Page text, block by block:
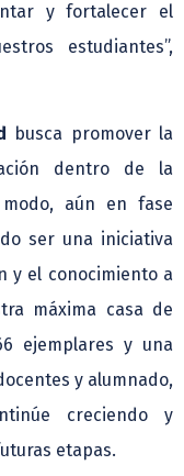
y fortalecer el
estudiantes”,
busca promover la
dentro de la
aún en fase
ser una iniciativa
y el conocimiento a
máxima casa de
ejemplares y una
y alumnado,
creciendo y
etapas.